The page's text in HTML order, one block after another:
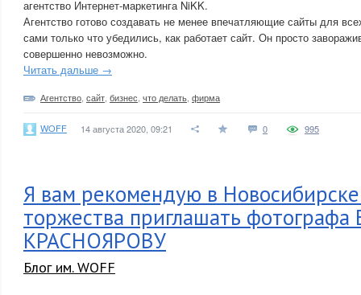
агентство Интернет-маркетинга NiKK.
Агентство готово создавать не менее впечатляющие сайты для
сами только что убедились, как работает сайт. Он просто
совершенно невозможно.
Читать дальше →
Агентство сайт бизнес что делать фирма
WOFF 14 августа 2020, 09:21 0 995
Я вам рекомендую в
торжества приглашать
КРАСНОЯРОВУ
Блог им. WOFF